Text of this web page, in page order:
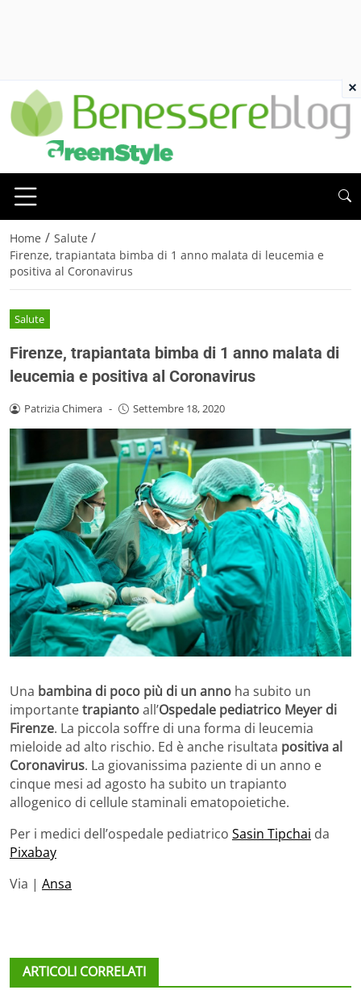
Home / Salute /
Firenze, trapiantata bimba di 1 anno malata di leucemia e
positiva al Coronavirus
Salute
Firenze, trapiantata bimba di 1 anno malata di
leucemia e positiva al Coronavirus
Patrizia Chimera - Settembre 18, 2020
Una bambina di poco più di un anno ha subito un
importantetrapiantoall’Ospedale pediatrico Meyer di
Firenze. La piccola soffre di una forma di leucemia
mieloide ad alto rischio. Ed è anche risultata positiva al
Coronavirus. La giovanissima paziente di un anno e
cinque mesi ad agosto ha subito un trapianto
allogenico di cellule staminali ematopoietiche.
Per i medici dell’ospedale pediatrico Sasin Tipchai da
Pixabay
Via | Ansa
ARTICOLI CORRELATI
×